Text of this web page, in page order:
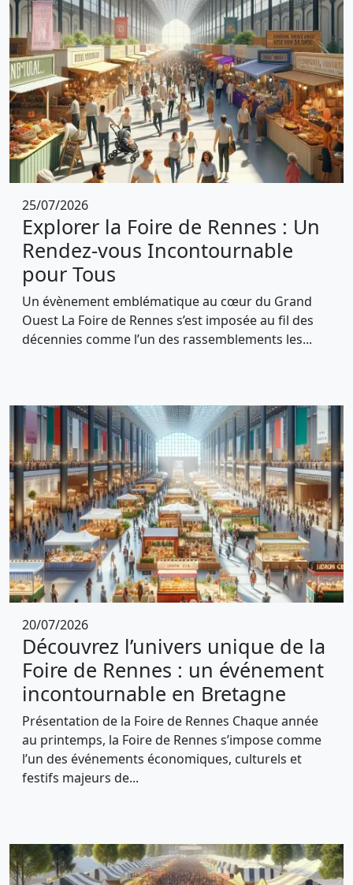
25/07/2026
Explorer la Foire de Rennes : Un
Rendez-vous Incontournable
pour Tous
Un évènement emblématique au cœur du Grand
Ouest La Foire de Rennes s’est imposée au fil des
décennies comme l’un des rassemblements les...
20/07/2026
Découvrez l’univers unique de la
Foire de Rennes : un événement
incontournable en Bretagne
Présentation de la Foire de Rennes Chaque année
au printemps, la Foire de Rennes s’impose comme
l’un des événements économiques, culturels et
festifs majeurs de...